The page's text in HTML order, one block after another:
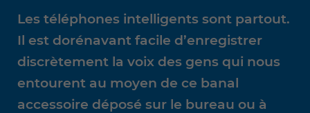
Les téléphones intelligents sont partout.
Il est dorénavant facile d’enregistrer
discrètement la voix des gens qui nous
entourent au moyen de ce banal
accessoire déposé sur le bureau ou à